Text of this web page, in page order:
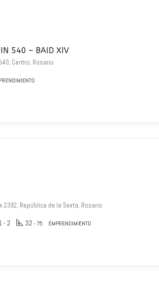
540 – BAID XIV
Centro, Rosario
2392, República de la Sexta, Rosario
- 2 32 - 75 EMPRENDIMIENTO